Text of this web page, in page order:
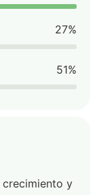
27%
51%
y